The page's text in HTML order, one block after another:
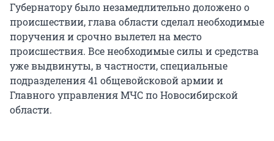
Губернатору было незамедлительно доложено о
происшествии, глава области сделал необходимые
поручения и срочно вылетел на место
происшествия. Все необходимые силы и средства
уже выдвинуты, в частности, специальные
подразделения 41 общевойсковой армии и
Главного управления МЧС по Новосибирской
области.